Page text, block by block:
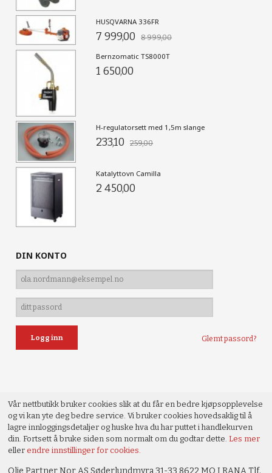
HUSQVARNA 336FR
7 999,00 8 999,00
Bernzomatic TS8000T
1 650,00
H-regulatorsett med 1,5m slange
233,10 259,00
Katalyttovn Camilla
2 450,00
DIN KONTO
Glemt passord?
Vår nettbutikk bruker cookies slik at du får en bedre kjøpsopplevelse
og vi kan yte deg bedre service. Vi bruker cookies hovedsaklig til å
lagre innloggingsdetaljer og huske hva du har puttet i handlekurven
din. Fortsett å bruke siden som normalt om du godtar dette.Les mer
ellerendre innstillinger for cookies.
Olje Partner Nor AS Søderlundmyra 31-33 8622 MO I RANA Tlf.